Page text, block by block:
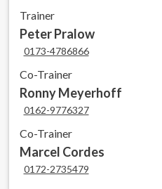
Trainer
Peter Pralow
0173-4786866
Co-Trainer
Ronny Meyerhoff
0162-9776327
Co-Trainer
Marcel Cordes
0172-2735479